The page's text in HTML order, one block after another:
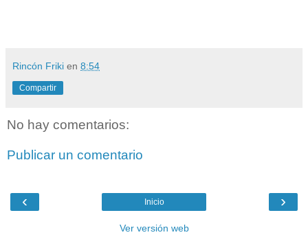
Rincón Friki en 8:54
Compartir
No hay comentarios:
Publicar un comentario
‹ ›
Inicio
Ver versión web